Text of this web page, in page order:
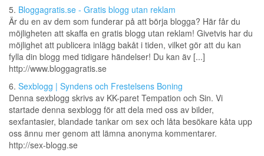
5. Bloggagratis.se - Gratis blogg utan reklam
Är du en av dem som funderar på att börja blogga? Här får du
möjligheten att skaffa en gratis blogg utan reklam! Givetvis har du
möjlighet att publicera inlägg bakåt i tiden, vilket gör att du kan
fylla din blogg med tidigare händelser! Du kan äv [...]
http://www.bloggagratis.se
6. Sexblogg | Syndens och Frestelsens Boning
Denna sexblogg skrivs av KK-paret Tempation och Sin. Vi
startade denna sexblogg för att dela med oss av bilder,
sexfantasier, blandade tankar om sex och låta besökare kåta upp
oss ännu mer genom att lämna anonyma kommentarer.
http://sex-blogg.se